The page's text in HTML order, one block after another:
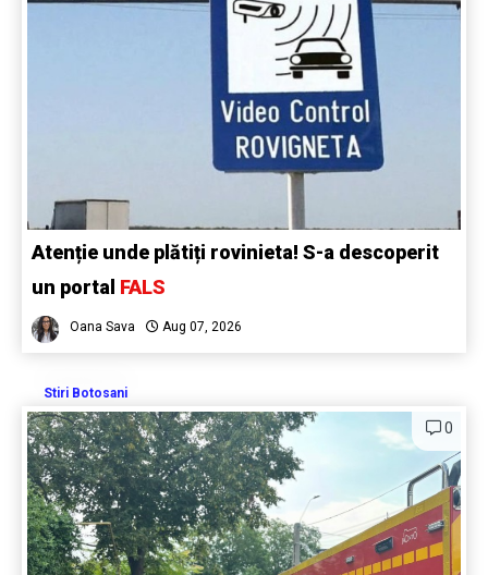
Atenție unde plătiți rovinieta! S-a descoperit
un portal FALS
Oana Sava Aug 07, 2026
Stiri Botosani
0